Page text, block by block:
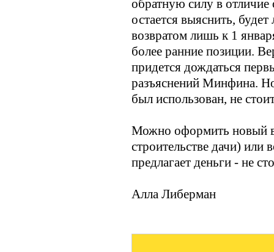
обратную силу в
остается выяснить,
возвратом лишь к 1
более ранние позиции.
придется дождаться
разъяснений Минфина.
был использован, не
Можно оформить новый
строительстве дачи) или
предлагает деньги - не
Алла Либерман